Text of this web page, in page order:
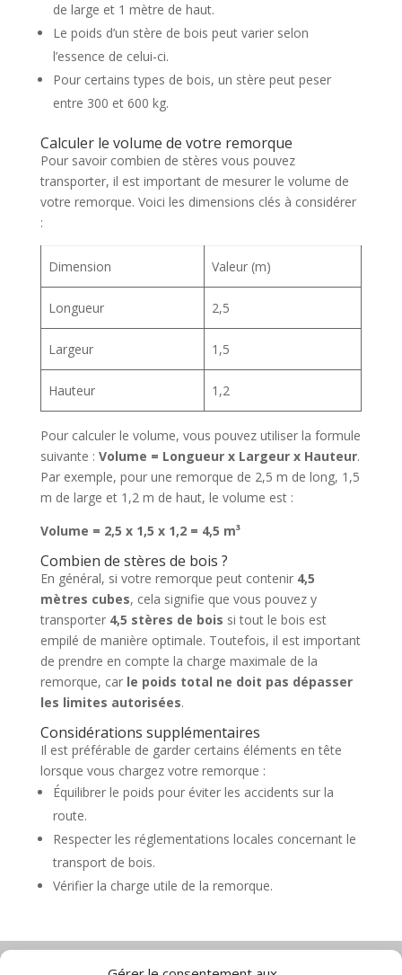
de large et 1 mètre de haut.
Le poids d’un stère de bois peut varier selon
l’essence de celui-ci.
Pour certains types de bois, un stère peut peser
entre 300 et 600 kg.
Calculer le volume de votre remorque
Pour savoir combien de stères vous pouvez
transporter, il est important de mesurer le volume de
votre remorque. Voici les dimensions clés à considérer
:
Dimension Valeur (m)
Longueur 2,5
Largeur 1,5
Hauteur 1,2
Pour calculer le volume, vous pouvez utiliser la formule
suivante : Volume = Longueur x Largeur x Hauteur.
Par exemple, pour une remorque de 2,5 m de long, 1,5
m de large et 1,2 m de haut, le volume est :
Volume = 2,5 x 1,5 x 1,2 = 4,5 m³
Combien de stères de bois ?
En général, si votre remorque peut contenir 4,5
mètres cubes, cela signifie que vous pouvez y
transporter 4,5 stères de bois si tout le bois est
empilé de manière optimale. Toutefois, il est important
de prendre en compte la charge maximale de la
remorque, car le poids total ne doit pas dépasser
les limites autorisées.
Considérations supplémentaires
Il est préférable de garder certains éléments en tête
lorsque vous chargez votre remorque :
Équilibrer le poids pour éviter les accidents sur la
route.
Respecter les réglementations locales concernant le
transport de bois.
Vérifier la charge utile de la remorque.